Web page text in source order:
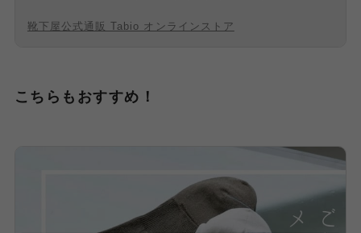
良の履き心地のために、熟練の日本の職人た ちがひとつひとつ丁
靴下屋公式通販 Tabio オンラインストア
こちらもおすすめ！